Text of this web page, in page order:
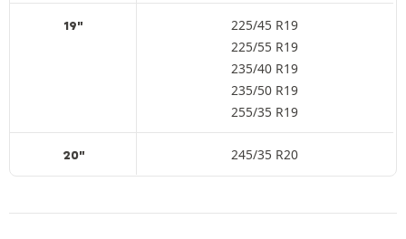
19"
225/45 R19
225/55 R19
235/40 R19
235/50 R19
255/35 R19
20" 245/35 R20